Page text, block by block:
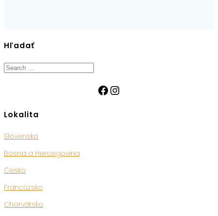
Hľadať
Search
Facebook
Instagram
Lokalita
Slovensko
Bosna a Hercegovina
Česko
Francúzsko
Chorvátsko